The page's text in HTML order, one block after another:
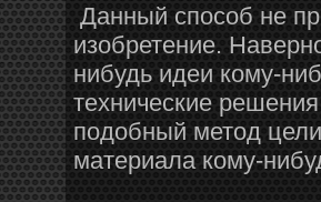
Данный способ не
изобретение.
нибудь идеи кому-
технические
подобный метод
материала кому-